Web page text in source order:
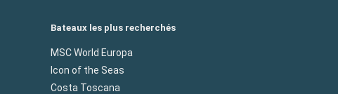
Bateaux les plus recherchés
MSC World Europa
Icon of the Seas
Costa Toscana